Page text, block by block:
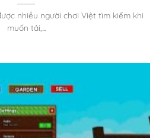
nhiều người chơi Việt tìm kiếm khi
muốn tải,...